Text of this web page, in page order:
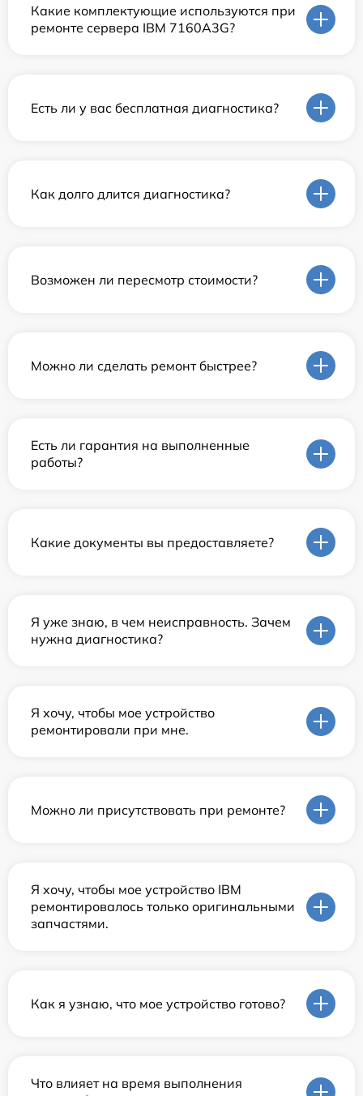
Какие комплектующие используются при
ремонте сервера IBM 7160A3G?
Есть ли у вас бесплатная диагностика?
Как долго длится диагностика?
Возможен ли пересмотр стоимости?
Можно ли сделать ремонт быстрее?
Есть ли гарантия на выполненные
работы?
Какие документы вы предоставляете?
Я уже знаю, в чем неисправность. Зачем
нужна диагностика?
Я хочу, чтобы мое устройство
ремонтировали при мне.
Можно ли присутствовать при ремонте?
Я хочу, чтобы мое устройство IBM
ремонтировалось только оригинальными
запчастями.
Как я узнаю, что мое устройство готово?
Что влияет на время выполнения